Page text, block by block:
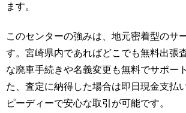
ます。
このセンターの強みは、地元密着型のサ
す。宮崎県内であればどこでも無料出張
な廃車手続きや名義変更も無料でサポー
た、査定に納得した場合は即日現金支払
ピーディーで安心な取引が可能です。